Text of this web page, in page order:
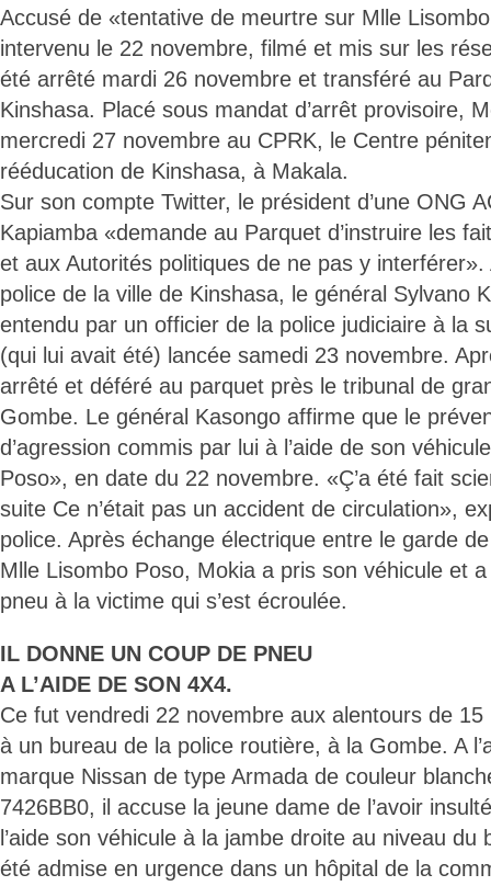
Accusé de «tentative de meurtre sur Mlle
intervenu le 22 novembre, filmé et mis sur les
été arrêté mardi 26 novembre et transféré au
Kinshasa. Placé sous mandat d’arrêt provisoire,
mercredi 27 novembre au CPRK, le Centre
rééducation de Kinshasa, à Makala.
Sur son compte Twitter, le président d’une ONG
Kapiamba «demande au Parquet d’instruire les
et aux Autorités politiques de ne pas y
police de la ville de Kinshasa, le général Sylvano
entendu par un officier de la police judiciaire à la
(qui lui avait été) lancée samedi 23 novembre.
arrêté et déféré au parquet près le tribunal de
Gombe. Le général Kasongo affirme que le
d’agression commis par lui à l’aide de son
Poso», en date du 22 novembre. «Ç’a été fait
suite Ce n’était pas un accident de circulation»,
police. Après échange électrique entre le garde
Mlle Lisombo Poso, Mokia a pris son véhicule et
pneu à la victime qui s’est écroulée.
IL DONNE UN COUP DE PNEU
A L’AIDE DE SON 4X4.
Ce fut vendredi 22 novembre aux alentours de
à un bureau de la police routière, à la Gombe. A
marque Nissan de type Armada de couleur
7426BB0, il accuse la jeune dame de l’avoir
l’aide son véhicule à la jambe droite au niveau du
été admise en urgence dans un hôpital de la